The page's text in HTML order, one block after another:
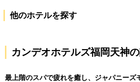
他のホテルを探す
カンデオホテルズ福岡天神
最上階のスパで疲れを癒し、ジャパニーズ